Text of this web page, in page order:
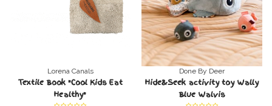
Lorena Canals
Textile Book "Cool Kids Eat
Healthy"
Done By Deer
Hide&Seek activity toy Wally
Blue Walvis